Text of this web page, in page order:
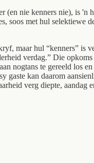
nie kenners nie), is 'n
soos met hul selektiewe
maar hul “kenners” is
verdag.” Die
nogtans te gereeld los
gaste kan daarom
verg diepte, aandag